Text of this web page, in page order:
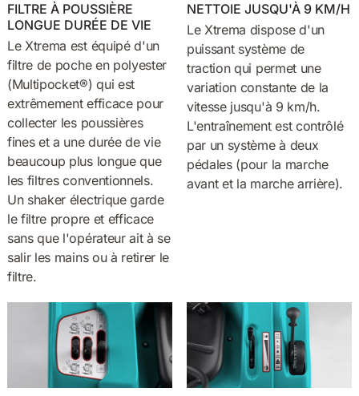
FILTRE À POUSSIÈRE
LONGUE DURÉE DE VIE
Le Xtrema est équipé d'un
filtre de poche en polyester
(Multipocket®) qui est
extrêmement efficace pour
collecter les poussières
fines et a une durée de vie
beaucoup plus longue que
les filtres conventionnels.
Un shaker électrique garde
le filtre propre et efficace
sans que l'opérateur ait à se
salir les mains ou à retirer le
filtre.
NETTOIE JUSQU'À 9 KM/H
Le Xtrema dispose d'un
puissant système de
traction qui permet une
variation constante de la
vitesse jusqu'à 9 km/h.
L'entraînement est contrôlé
par un système à deux
pédales (pour la marche
avant et la marche arrière).